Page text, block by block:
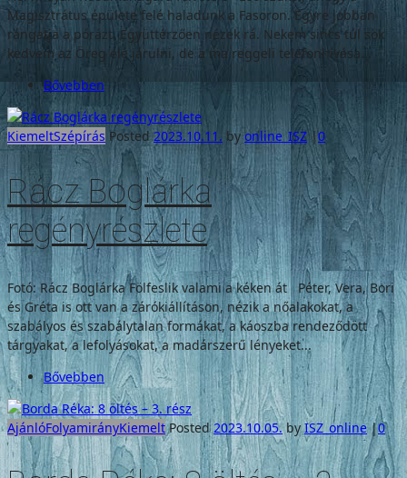
Magisztrátus épülete felé haladunk a Fasoron. Egyre jobban
rángatja a pórázt. Együttérzően nézek rá. Nekem sincs túl sok
kedvem az Öreg elé járulni, de a ma reggeli telefonhívása...
Bővebben
KiemeltSzépírás Posted2023.10.11. by online_ISZ |0
Rácz Boglárka
regényrészlete
Fotó: Rácz Boglárka Fölfeslik valami a kéken át Péter, Vera, Bori
és Gréta is ott van a zárókiállításon, nézik a nőalakokat, a
szabályos és szabálytalan formákat, a káoszba rendeződött
tárgyakat, a lefolyásokat, a madárszerű lényeket...
Bővebben
AjánlóFolyamirányKiemeltPosted2023.10.05.byISZ_online |0